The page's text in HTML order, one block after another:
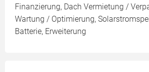
Finanzierung, Dach Vermietung /
Wartung / Optimierung,
Batterie, Erweiterung